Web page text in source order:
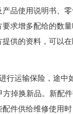
品使用说明书、
要求增多配给的数
供的资料，可以
运输保险，途中
方掉换新品。新配
件供给维修使用时